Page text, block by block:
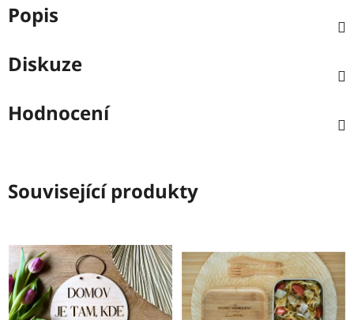
Popis
Diskuze
Hodnocení
Související produkty